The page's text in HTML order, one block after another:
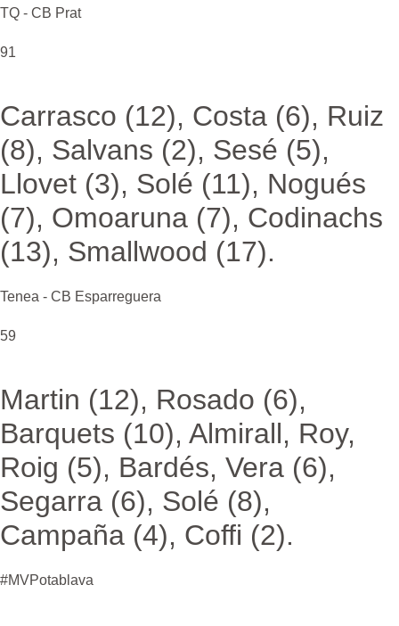
TQ - CB Prat
91
Carrasco (12), Costa (6), Ruiz
(8), Salvans (2), Sesé (5),
Llovet (3), Solé (11), Nogués
(7), Omoaruna (7), Codinachs
(13), Smallwood (17).
Tenea - CB Esparreguera
59
Martin (12), Rosado (6),
Barquets (10), Almirall, Roy,
Roig (5), Bardés, Vera (6),
Segarra (6), Solé (8),
Campaña (4), Coffi (2).
#MVPotablava